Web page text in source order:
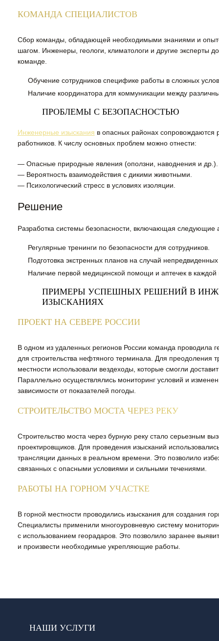
КОМАНДА СПЕЦИАЛИСТОВ
Сбор команды, обладающей необходимыми знаниями и
шагом. Инженеры, геологи, климатологи и другие эксперты
команде.
Обучение сотрудников специфике работы в сложных
Наличие координатора для коммуникации между
ПРОБЛЕМЫ С БЕЗОПАСНОСТЬЮ
Инженерные изыскания в опасных районах сопровождаются
работников. К числу основных проблем можно отнести:
— Опасные природные явления (оползни, наводнения и др.).
— Вероятность взаимодействия с дикими животными.
— Психологический стресс в условиях изоляции.
Решение
Разработка системы безопасности, включающая следующие
Регулярные тренинги по безопасности для сотрудников.
Подготовка экстренных планов на случай
Наличие первой медицинской помощи и аптечек в каждой
ПРИМЕРЫ УСПЕШНЫХ РЕШЕНИЙ В
ИЗЫСКАНИЯХ
ПРОЕКТ НА СЕВЕРЕ РОССИИ
В одном из удаленных регионов России команда проводила
для строительства нефтяного терминала. Для преодоления
местности использовали вездеходы, которые смогли
Параллельно осуществлялись мониторинг условий и
зависимости от показателей погоды.
СТРОИТЕЛЬСТВО МОСТА ЧЕРЕЗ РЕКУ
Строительство моста через бурную реку стало серьезным
проектировщиков. Для проведения изысканий
трансляции данных в реальном времени. Это позволило
связанных с опасными условиями и сильными течениями.
РАБОТЫ НА ГОРНОМ УЧАСТКЕ
В горной местности проводились изыскания для создания
Специалисты применили многоуровневую систему
с использованием георадаров. Это позволило заранее
и произвести необходимые укрепляющие работы.
НАШИ УСЛУГИ